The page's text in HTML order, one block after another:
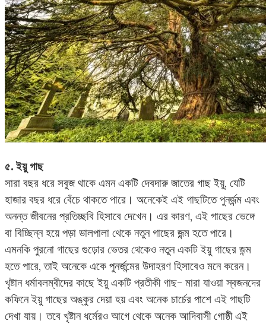
৫. ইয়ু গাছ
সারা বছর ধরে সবুজ থাকে এমন একটি দেবদারু জাতের গাছ ইয়ু, যেটি
হাজার বছর ধরে বেঁচে থাকতে পারে। অনেকেই এই গাছটিতে পুনর্জন্ম এবং
অনন্ত জীবনের প্রতিচ্ছবি হিসাবে দেখেন। এর কারণ, এই গাছের ভেঙ্গে
বা বিচ্ছিন্ন হয়ে পড়া ডালপালা থেকে নতুন গাছের জন্ম হতে পারে।
এমনকি পুরনো গাছের গুড়োর ভেতর থেকেও নতুন একটি ইয়ু গাছের জন্ম
হতে পারে, তাই অনেকে একে পুনর্জন্মের উদাহরণ হিসাবেও মনে করেন।
খৃষ্টান ধর্মাবলম্বীদের কাছে ইয়ু একটি প্রতীকী গাছ- মারা যাওয়া স্বজনদের
কফিনে ইয়ু গাছের অঙ্কুর দেয়া হয় এবং অনেক চার্চের পাশে এই গাছটি
দেখা যায়। তবে খৃষ্টান ধর্মেরও আগে থেকে অনেক আদিবাসী গোষ্ঠী এই